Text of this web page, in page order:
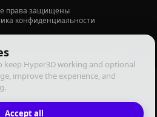
keep Hyper3D working and optional
improve the experience, and
Accept all
права защищены
конфиденциальности